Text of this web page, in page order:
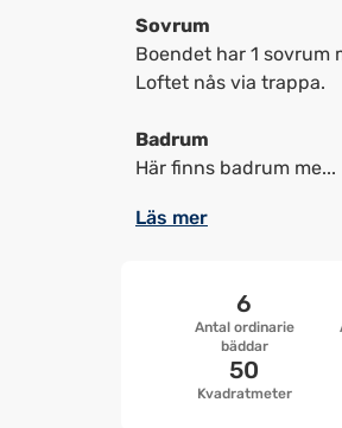
Sovrum
Boendet har 1 sovrum
Loftet nås via trappa.
Badrum
Här finns badrum me...
Läs mer
Antal ordinarie
bäddar
6
Kvadratmeter
50